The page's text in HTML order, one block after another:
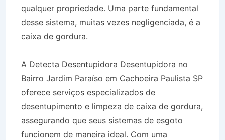
qualquer propriedade. Uma parte fundamental
desse sistema, muitas vezes negligenciada, é a
caixa de gordura.
A Detecta Desentupidora Desentupidora no
Bairro Jardim Paraíso em Cachoeira Paulista SP
oferece serviços especializados de
desentupimento e limpeza de caixa de gordura,
assegurando que seus sistemas de esgoto
funcionem de maneira ideal. Com uma